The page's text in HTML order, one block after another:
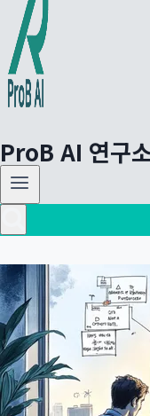
ProB AI 연구